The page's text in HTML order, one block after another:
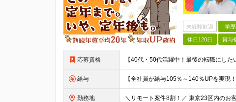
未経験歓迎 学
休日120日 賞与
応募資格
給与
勤務地